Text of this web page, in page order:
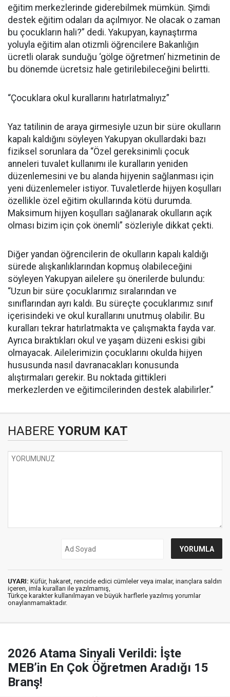
eğitim merkezlerinde giderebilmek mümkün. Şimdi
destek eğitim odaları da açılmıyor. Ne olacak o zaman
bu çocukların hali?” dedi. Yakupyan, kaynaştırma
yoluyla eğitim alan otizmli öğrencilere Bakanlığın
ücretli olarak sunduğu ‘gölge öğretmen’ hizmetinin de
bu dönemde ücretsiz hale getirilebileceğini belirtti.
“Çocuklara okul kurallarını hatırlatmalıyız”
Yaz tatilinin de araya girmesiyle uzun bir süre okulların
kapalı kaldığını söyleyen Yakupyan okullardaki bazı
fiziksel sorunlara da “Özel gereksinimli çocuk
anneleri tuvalet kullanımı ile kuralların yeniden
düzenlemesini ve bu alanda hijyenin sağlanması için
yeni düzenlemeler istiyor. Tuvaletlerde hijyen koşulları
özellikle özel eğitim okullarında kötü durumda.
Maksimum hijyen koşulları sağlanarak okulların açık
olması bizim için çok önemli” sözleriyle dikkat çekti.
Diğer yandan öğrencilerin de okulların kapalı kaldığı
sürede alışkanlıklarından kopmuş olabileceğini
söyleyen Yakupyan ailelere şu önerilerde bulundu:
“Uzun bir süre çocuklarımız sıralarından ve
sınıflarından ayrı kaldı. Bu süreçte çocuklarımız sınıf
içerisindeki ve okul kurallarını unutmuş olabilir. Bu
kuralları tekrar hatırlatmakta ve çalışmakta fayda var.
Ayrıca bıraktıkları okul ve yaşam düzeni eskisi gibi
olmayacak. Ailelerimizin çocuklarını okulda hijyen
hususunda nasıl davranacakları konusunda
alıştırmaları gerekir. Bu noktada gittikleri
merkezlerden ve eğitimcilerinden destek alabilirler.”
HABERE YORUM KAT
UYARI: Küfür, hakaret, rencide edici cümleler veya imalar, inançlara saldırı
içeren, imla kuralları ile yazılmamış,
Türkçe karakter kullanılmayan ve büyük harflerle yazılmış yorumlar
onaylanmamaktadır.
2026 Atama Sinyali Verildi: İşte
MEB’in En Çok Öğretmen Aradığı 15
Branş!